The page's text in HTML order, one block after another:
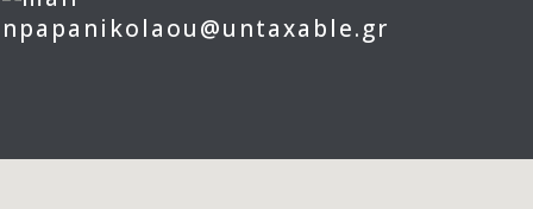
npapanikolaou@untaxable.gr